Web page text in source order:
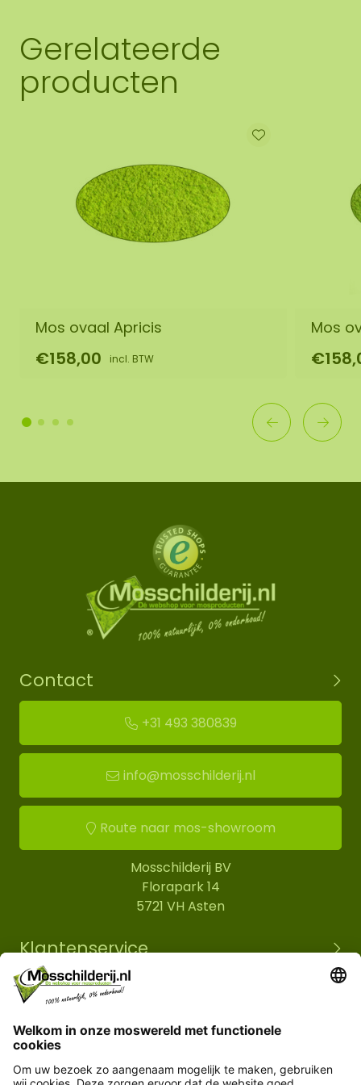
Gerelateerde
producten
Mos ovaal Apricis
€158,00 incl. BTW
Mos
Contact
+31 493 380839
info@mosschilderij.nl
Route naar mos-showroom
Mosschilderij BV
Florapark 14
5721 VH Asten
Klantenservice
Informatie